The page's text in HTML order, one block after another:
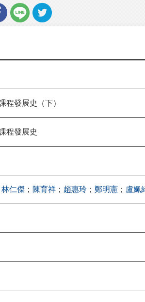
發展史（下）
程發展史
林仁傑 ； 陳育祥 ； 趙惠玲 ； 鄭明憲 ； 盧姵